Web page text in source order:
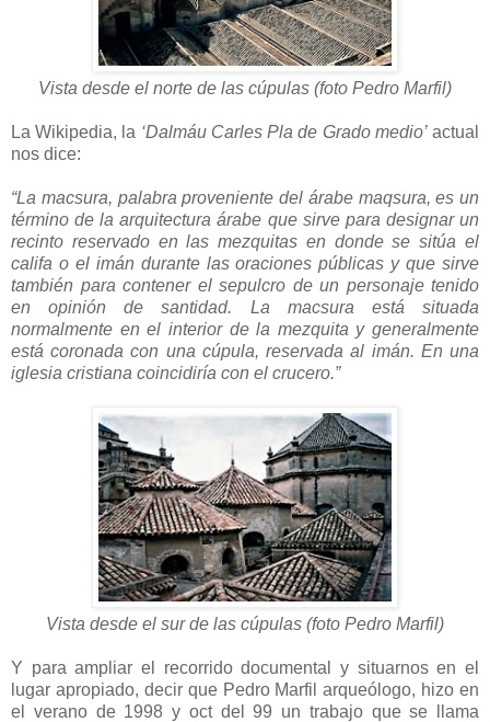
Vista desde el norte de las cúpulas (foto Pedro Marfil)
La Wikipedia, la ‘Dalmáu Carles Pla de Grado medio’actual
nos dice:
“La macsura, palabra proveniente del árabe maqsura, es un
término de la arquitectura árabe que sirve para designar un
recinto reservado en las mezquitas en donde se sitúa el
califa o el imán durante las oraciones públicas y que sirve
también para contener el sepulcro de un personaje tenido
en opinión de santidad. La macsura está situada
normalmente en el interior de la mezquita y generalmente
está coronada con una cúpula, reservada al imán. En una
iglesia cristiana coincidiría con el crucero.”
Vista desde el sur de las cúpulas (foto Pedro Marfil)
Y para ampliar el recorrido documental y situarnos en el
lugar apropiado, decir que Pedro Marfil arqueólogo, hizo en
el verano de 1998 y oct del 99 un trabajo que se llama